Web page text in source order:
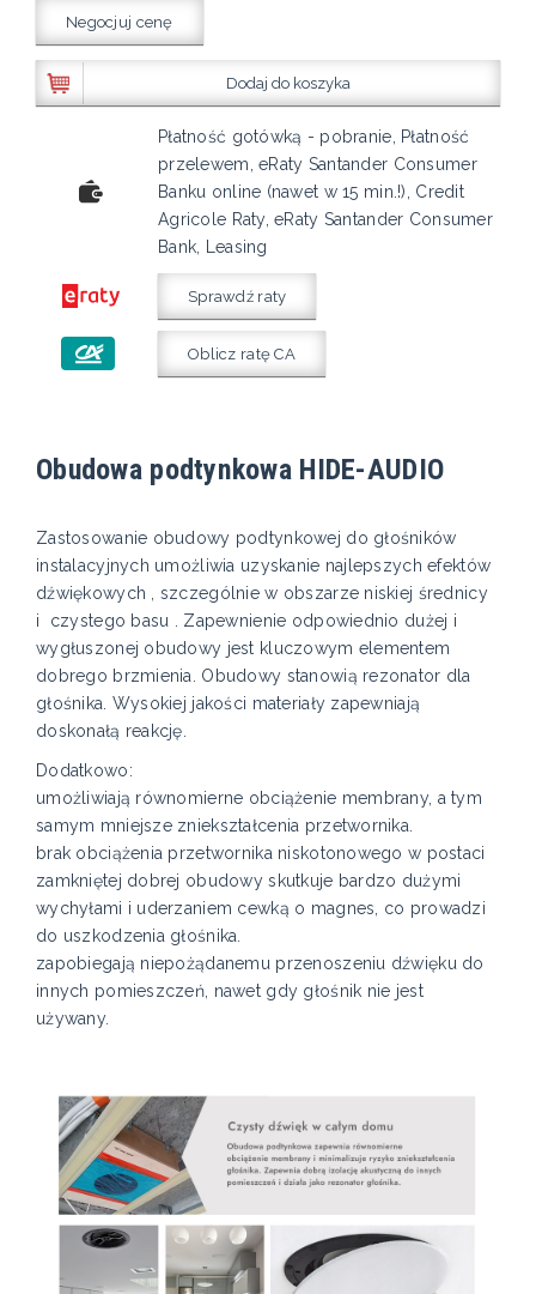
Negocjuj cenę
Dodaj do koszyka
Płatność gotówką - pobranie, Płatność
przelewem, eRaty Santander Consumer
Banku online (nawet w 15 min.!), Credit
Agricole Raty, eRaty Santander Consumer
Bank, Leasing
Sprawdź raty
Oblicz ratę CA
Obudowa podtynkowa HIDE-AUDIO
Zastosowanie obudowy podtynkowej do głośników
instalacyjnych umożliwia uzyskanie najlepszych efektów
dźwiękowych , szczególnie w obszarze niskiej średnicy
i czystego basu . Zapewnienie odpowiednio dużej i
wygłuszonej obudowy jest kluczowym elementem
dobrego brzmienia. Obudowy stanowią rezonator dla
głośnika. Wysokiej jakości materiały zapewniają
doskonałą reakcję.
Dodatkowo:
umożliwiają równomierne obciążenie membrany, a tym
samym mniejsze zniekształcenia przetwornika.
brak obciążenia przetwornika niskotonowego w postaci
zamkniętej dobrej obudowy skutkuje bardzo dużymi
wychyłami i uderzaniem cewką o magnes, co prowadzi
do uszkodzenia głośnika.
zapobiegają niepożądanemu przenoszeniu dźwięku do
innych pomieszczeń, nawet gdy głośnik nie jest
używany.